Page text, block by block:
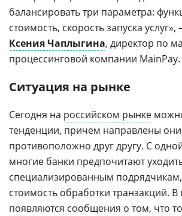
балансировать три параметра:
стоимость, скорость запуска услуг»,
Ксения Чаплыгина, директор по
процессинговой компании MainPay.
Ситуация на рынке
Сегодня на российском рынке
тенденции, причем направлены они
противоположно друг другу. С
многие банки предпочитают
специализированным
стоимость обработки транзакций.
появляются сообщения о том, что